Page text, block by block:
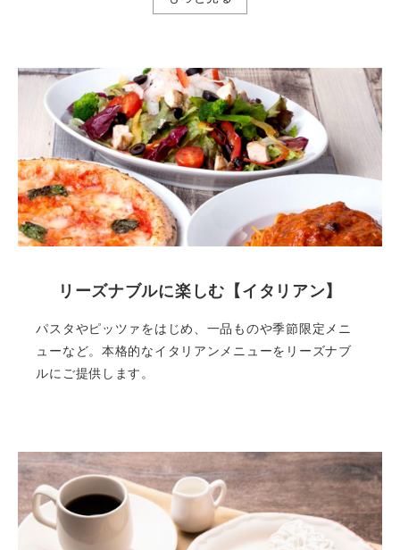
リーズナブルに楽しむ【イタリアン】
パスタやピッツァをはじめ、一品ものや季節限定メニ
ューなど。本格的なイタリアンメニューをリーズナブ
ルにご提供します。